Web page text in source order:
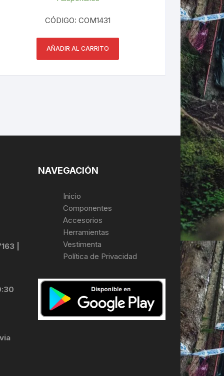
CÓDIGO: COM1431
AÑADIR AL CARRITO
|
NAVEGACIÓN
Inicio
Componentes
Accesorios
Herramientas
Vestimenta
Política de Privacidad